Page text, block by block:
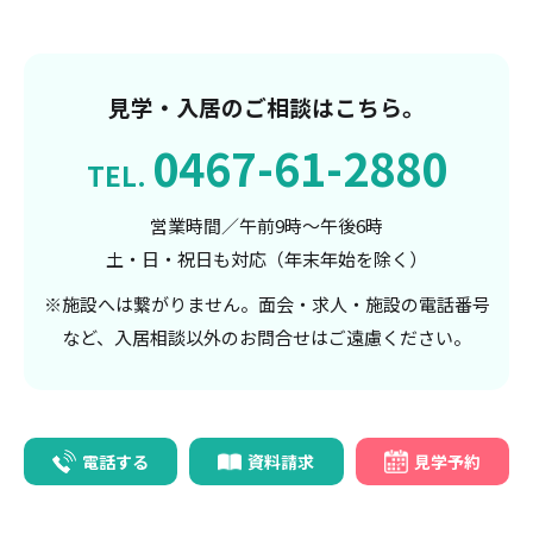
定員数
開設年月日
居室面積
見学・入居のご相談はこちら。
TEL. 0467-61-2880
営業時間／午前9時～午後6時
土・日・祝日も対応（年末年始を除く）
※施設へは繋がりません。面会・求人・施設の電話番号
など、入居相談以外のお問合せはご遠慮ください。
電話する 資料請求 見学予約